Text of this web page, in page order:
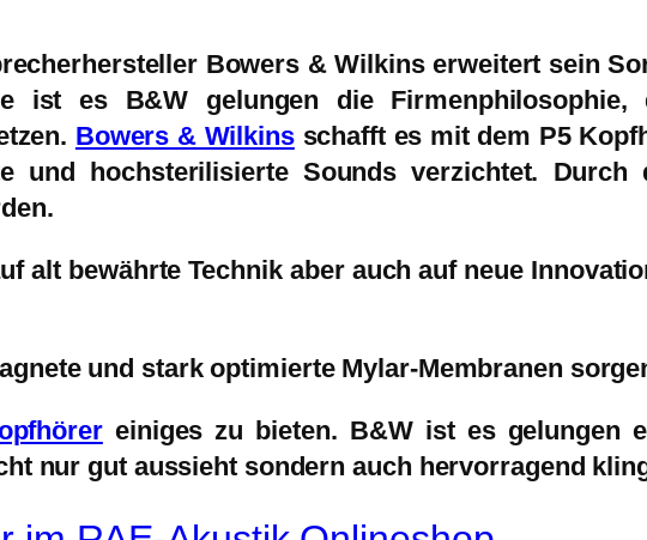
Bowers & Wilkinserweitert sein
ist es B&W gelungen die Firmenphilosophie,
Bowers & Wilkinsschafft es mit dem P5
und hochsterilisierte Sounds verzichtet. Durch
alt bewährte Technik aber auch auf neue
und stark optimierte Mylar-Membranen
einiges zu bieten. B&W ist es gelungen
nur gut aussieht sondern auch hervorragend